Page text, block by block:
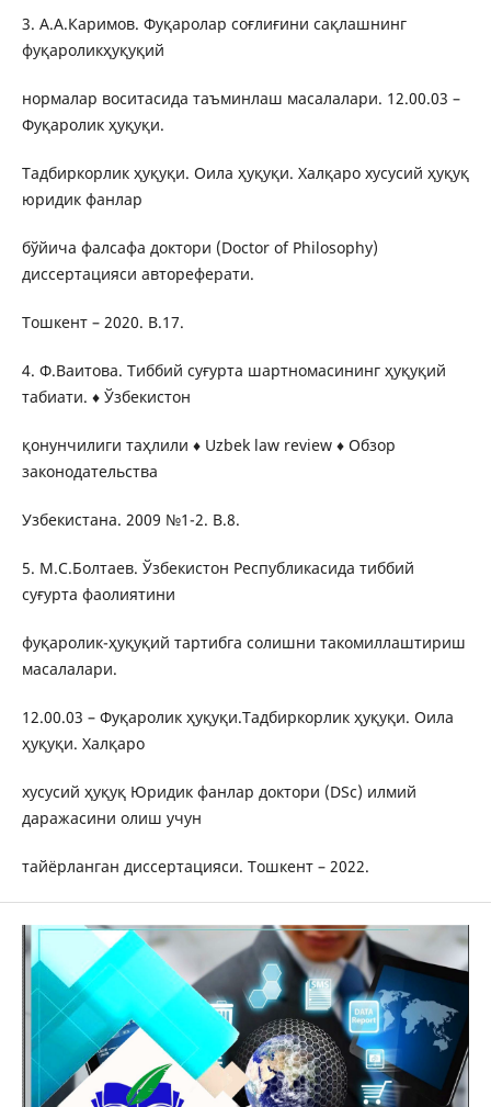
3. А.А.Каримов. Фуқаролар соғлиғини сақлашнинг
фуқароликҳуқуқий
нормалар воситасида таъминлаш масалалари. 12.00.03 –
Фуқаролик ҳуқуқи.
Тадбиркорлик ҳуқуқи. Оила ҳуқуқи. Халқаро хусусий ҳуқуқ
юридик фанлар
бўйича фалсафа доктори (Doctor of Philosophy)
диссертацияси автореферати.
Тошкент – 2020. B.17.
4. Ф.Ваитова. Тиббий суғурта шартномасининг ҳуқуқий
табиати. ♦ Ўзбекистон
қонунчилиги таҳлили ♦ Uzbek law review ♦ Обзор
законодательства
Узбекистана. 2009 №1-2. B.8.
5. М.С.Болтаев. Ўзбекистон Республикасида тиббий
суғурта фаолиятини
фуқаролик-ҳуқуқий тартибга солишни такомиллаштириш
масалалари.
12.00.03 – Фуқаролик ҳуқуқи.Тадбиркорлик ҳуқуқи. Оила
ҳуқуқи. Халқаро
хусусий ҳуқуқ Юридик фанлар доктори (DSc) илмий
даражасини олиш учун
тайёрланган диссертацияси. Тошкент – 2022.